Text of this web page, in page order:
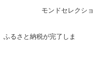
モンドセレクシ
ふるさと納税が完了しま